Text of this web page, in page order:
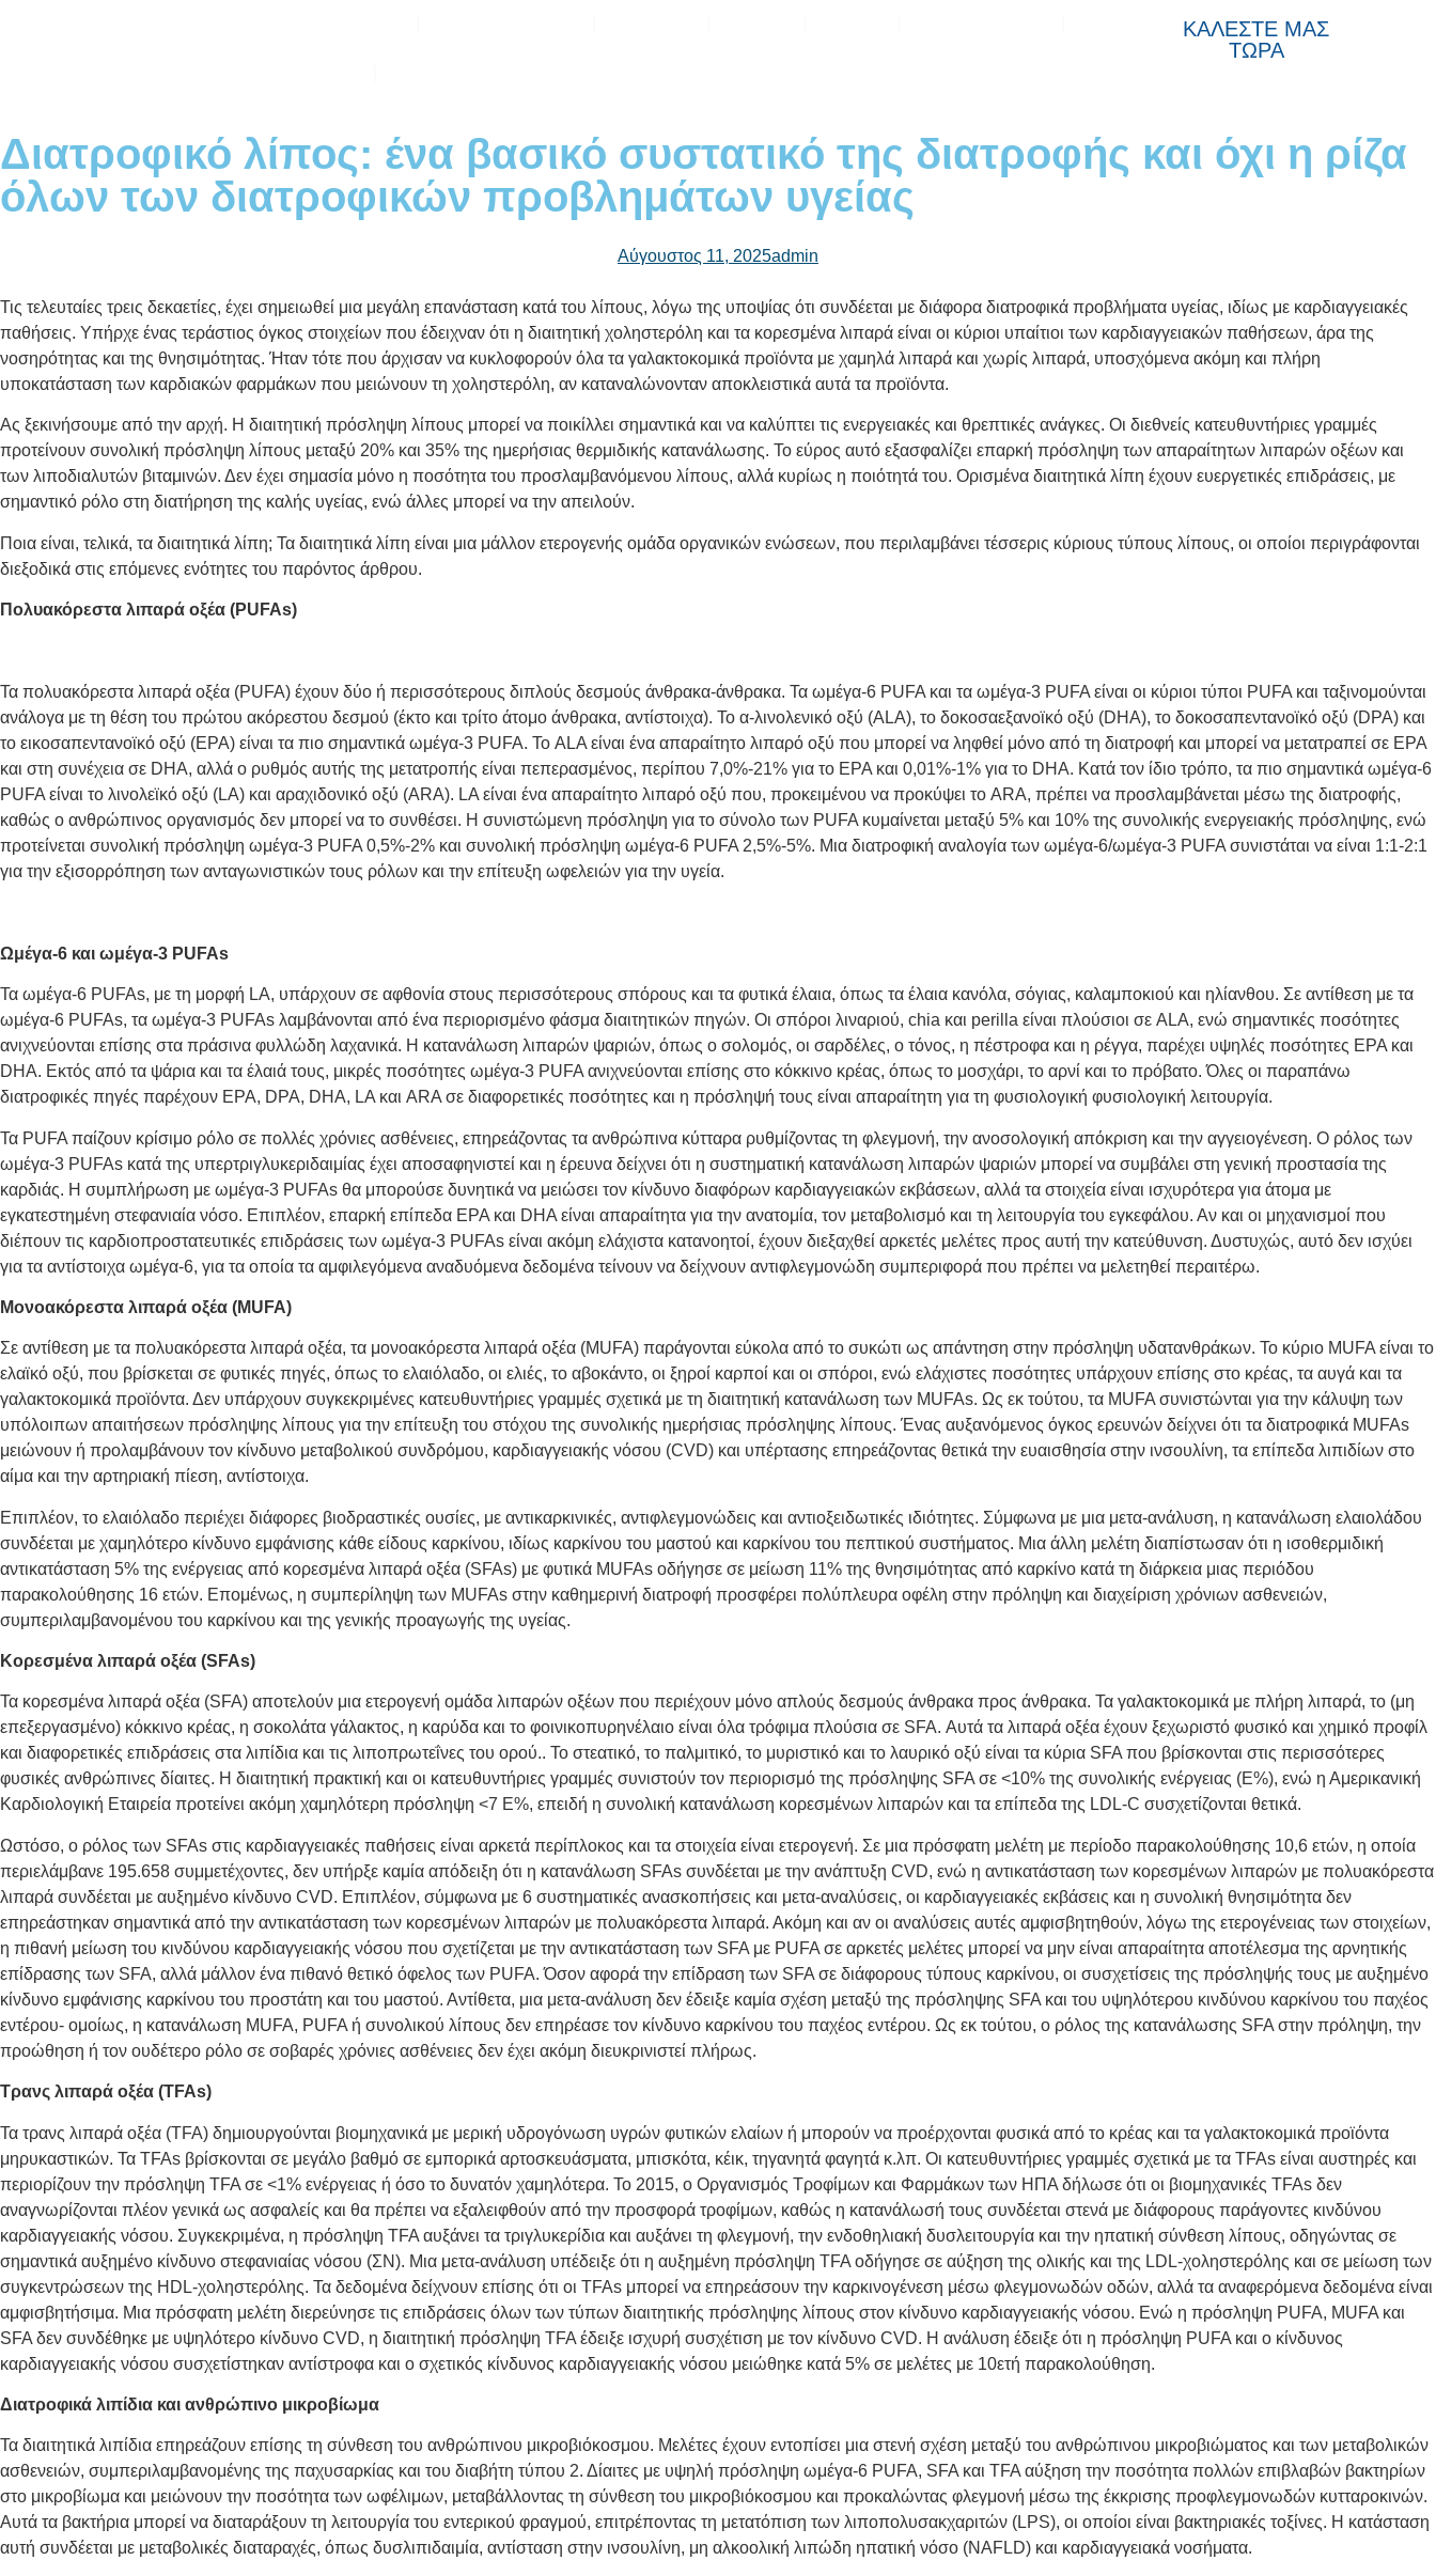
ΚΑΛΕΣΤΕ ΜΑΣ
ΤΩΡΑ
Διατροφικό λίπος: ένα βασικό συστατικό της διατροφής και όχι η ρίζα
όλων των διατροφικών προβλημάτων υγείας
Αύγουστος 11, 2025admin
Τις τελευταίες τρεις δεκαετίες, έχει σημειωθεί μια μεγάλη επανάσταση κατά του λίπους, λόγω της υποψίας ότι συνδέεται με διάφορα διατροφικά προβλήματα υγείας, ιδίως με καρδιαγγειακές
παθήσεις. Υπήρχε ένας τεράστιος όγκος στοιχείων που έδειχναν ότι η διαιτητική χοληστερόλη και τα κορεσμένα λιπαρά είναι οι κύριοι υπαίτιοι των καρδιαγγειακών παθήσεων, άρα της
νοσηρότητας και της θνησιμότητας. Ήταν τότε που άρχισαν να κυκλοφορούν όλα τα γαλακτοκομικά προϊόντα με χαμηλά λιπαρά και χωρίς λιπαρά, υποσχόμενα ακόμη και πλήρη
υποκατάσταση των καρδιακών φαρμάκων που μειώνουν τη χοληστερόλη, αν καταναλώνονταν αποκλειστικά αυτά τα προϊόντα.
Ας ξεκινήσουμε από την αρχή. Η διαιτητική πρόσληψη λίπους μπορεί να ποικίλλει σημαντικά και να καλύπτει τις ενεργειακές και θρεπτικές ανάγκες. Οι διεθνείς κατευθυντήριες γραμμές
προτείνουν συνολική πρόσληψη λίπους μεταξύ 20% και 35% της ημερήσιας θερμιδικής κατανάλωσης. Το εύρος αυτό εξασφαλίζει επαρκή πρόσληψη των απαραίτητων λιπαρών οξέων και
των λιποδιαλυτών βιταμινών. Δεν έχει σημασία μόνο η ποσότητα του προσλαμβανόμενου λίπους, αλλά κυρίως η ποιότητά του. Ορισμένα διαιτητικά λίπη έχουν ευεργετικές επιδράσεις, με
σημαντικό ρόλο στη διατήρηση της καλής υγείας, ενώ άλλες μπορεί να την απειλούν.
Ποια είναι, τελικά, τα διαιτητικά λίπη; Τα διαιτητικά λίπη είναι μια μάλλον ετερογενής ομάδα οργανικών ενώσεων, που περιλαμβάνει τέσσερις κύριους τύπους λίπους, οι οποίοι περιγράφονται
διεξοδικά στις επόμενες ενότητες του παρόντος άρθρου.
Πολυακόρεστα λιπαρά οξέα (PUFAs)
Τα πολυακόρεστα λιπαρά οξέα (PUFA) έχουν δύο ή περισσότερους διπλούς δεσμούς άνθρακα-άνθρακα. Τα ωμέγα-6 PUFA και τα ωμέγα-3 PUFA είναι οι κύριοι τύποι PUFA και ταξινομούνται
ανάλογα με τη θέση του πρώτου ακόρεστου δεσμού (έκτο και τρίτο άτομο άνθρακα, αντίστοιχα). Το α-λινολενικό οξύ (ALA), το δοκοσαεξανοϊκό οξύ (DHA), το δοκοσαπεντανοϊκό οξύ (DPA) και
το εικοσαπεντανοϊκό οξύ (EPA) είναι τα πιο σημαντικά ωμέγα-3 PUFA. Το ALA είναι ένα απαραίτητο λιπαρό οξύ που μπορεί να ληφθεί μόνο από τη διατροφή και μπορεί να μετατραπεί σε EPA
και στη συνέχεια σε DHA, αλλά ο ρυθμός αυτής της μετατροπής είναι πεπερασμένος, περίπου 7,0%-21% για το EPA και 0,01%-1% για το DHA. Κατά τον ίδιο τρόπο, τα πιο σημαντικά ωμέγα-6
PUFA είναι το λινολεϊκό οξύ (LA) και αραχιδονικό οξύ (ARA). LA είναι ένα απαραίτητο λιπαρό οξύ που, προκειμένου να προκύψει το ARA, πρέπει να προσλαμβάνεται μέσω της διατροφής,
καθώς ο ανθρώπινος οργανισμός δεν μπορεί να το συνθέσει. Η συνιστώμενη πρόσληψη για το σύνολο των PUFA κυμαίνεται μεταξύ 5% και 10% της συνολικής ενεργειακής πρόσληψης, ενώ
προτείνεται συνολική πρόσληψη ωμέγα-3 PUFA 0,5%-2% και συνολική πρόσληψη ωμέγα-6 PUFA 2,5%-5%. Μια διατροφική αναλογία των ωμέγα-6/ωμέγα-3 PUFA συνιστάται να είναι 1:1-2:1
για την εξισορρόπηση των ανταγωνιστικών τους ρόλων και την επίτευξη ωφελειών για την υγεία.
Ωμέγα-6 και ωμέγα-3 PUFAs
Τα ωμέγα-6 PUFAs, με τη μορφή LA, υπάρχουν σε αφθονία στους περισσότερους σπόρους και τα φυτικά έλαια, όπως τα έλαια κανόλα, σόγιας, καλαμποκιού και ηλίανθου. Σε αντίθεση με τα
ωμέγα-6 PUFAs, τα ωμέγα-3 PUFAs λαμβάνονται από ένα περιορισμένο φάσμα διαιτητικών πηγών. Οι σπόροι λιναριού, chia και perilla είναι πλούσιοι σε ALA, ενώ σημαντικές ποσότητες
ανιχνεύονται επίσης στα πράσινα φυλλώδη λαχανικά. Η κατανάλωση λιπαρών ψαριών, όπως ο σολομός, οι σαρδέλες, ο τόνος, η πέστροφα και η ρέγγα, παρέχει υψηλές ποσότητες EPA και
DHA. Εκτός από τα ψάρια και τα έλαιά τους, μικρές ποσότητες ωμέγα-3 PUFA ανιχνεύονται επίσης στο κόκκινο κρέας, όπως το μοσχάρι, το αρνί και το πρόβατο. Όλες οι παραπάνω
διατροφικές πηγές παρέχουν EPA, DPA, DHA, LA και ARA σε διαφορετικές ποσότητες και η πρόσληψή τους είναι απαραίτητη για τη φυσιολογική φυσιολογική λειτουργία.
Τα PUFA παίζουν κρίσιμο ρόλο σε πολλές χρόνιες ασθένειες, επηρεάζοντας τα ανθρώπινα κύτταρα ρυθμίζοντας τη φλεγμονή, την ανοσολογική απόκριση και την αγγειογένεση. Ο ρόλος των
ωμέγα-3 PUFAs κατά της υπερτριγλυκεριδαιμίας έχει αποσαφηνιστεί και η έρευνα δείχνει ότι η συστηματική κατανάλωση λιπαρών ψαριών μπορεί να συμβάλει στη γενική προστασία της
καρδιάς. Η συμπλήρωση με ωμέγα-3 PUFAs θα μπορούσε δυνητικά να μειώσει τον κίνδυνο διαφόρων καρδιαγγειακών εκβάσεων, αλλά τα στοιχεία είναι ισχυρότερα για άτομα με
εγκατεστημένη στεφανιαία νόσο. Επιπλέον, επαρκή επίπεδα EPA και DHA είναι απαραίτητα για την ανατομία, τον μεταβολισμό και τη λειτουργία του εγκεφάλου. Αν και οι μηχανισμοί που
διέπουν τις καρδιοπροστατευτικές επιδράσεις των ωμέγα-3 PUFAs είναι ακόμη ελάχιστα κατανοητοί, έχουν διεξαχθεί αρκετές μελέτες προς αυτή την κατεύθυνση. Δυστυχώς, αυτό δεν ισχύει
για τα αντίστοιχα ωμέγα-6, για τα οποία τα αμφιλεγόμενα αναδυόμενα δεδομένα τείνουν να δείχνουν αντιφλεγμονώδη συμπεριφορά που πρέπει να μελετηθεί περαιτέρω.
Μονοακόρεστα λιπαρά οξέα (MUFA)
Σε αντίθεση με τα πολυακόρεστα λιπαρά οξέα, τα μονοακόρεστα λιπαρά οξέα (MUFA) παράγονται εύκολα από το συκώτι ως απάντηση στην πρόσληψη υδατανθράκων. Το κύριο MUFA είναι το
ελαϊκό οξύ, που βρίσκεται σε φυτικές πηγές, όπως το ελαιόλαδο, οι ελιές, το αβοκάντο, οι ξηροί καρποί και οι σπόροι, ενώ ελάχιστες ποσότητες υπάρχουν επίσης στο κρέας, τα αυγά και τα
γαλακτοκομικά προϊόντα. Δεν υπάρχουν συγκεκριμένες κατευθυντήριες γραμμές σχετικά με τη διαιτητική κατανάλωση των MUFAs. Ως εκ τούτου, τα MUFA συνιστώνται για την κάλυψη των
υπόλοιπων απαιτήσεων πρόσληψης λίπους για την επίτευξη του στόχου της συνολικής ημερήσιας πρόσληψης λίπους. Ένας αυξανόμενος όγκος ερευνών δείχνει ότι τα διατροφικά MUFAs
μειώνουν ή προλαμβάνουν τον κίνδυνο μεταβολικού συνδρόμου, καρδιαγγειακής νόσου (CVD) και υπέρτασης επηρεάζοντας θετικά την ευαισθησία στην ινσουλίνη, τα επίπεδα λιπιδίων στο
αίμα και την αρτηριακή πίεση, αντίστοιχα.
Επιπλέον, το ελαιόλαδο περιέχει διάφορες βιοδραστικές ουσίες, με αντικαρκινικές, αντιφλεγμονώδεις και αντιοξειδωτικές ιδιότητες. Σύμφωνα με μια μετα-ανάλυση, η κατανάλωση ελαιολάδου
συνδέεται με χαμηλότερο κίνδυνο εμφάνισης κάθε είδους καρκίνου, ιδίως καρκίνου του μαστού και καρκίνου του πεπτικού συστήματος. Μια άλλη μελέτη διαπίστωσαν ότι η ισοθερμιδική
αντικατάσταση 5% της ενέργειας από κορεσμένα λιπαρά οξέα (SFAs) με φυτικά MUFAs οδήγησε σε μείωση 11% της θνησιμότητας από καρκίνο κατά τη διάρκεια μιας περιόδου
παρακολούθησης 16 ετών. Επομένως, η συμπερίληψη των MUFAs στην καθημερινή διατροφή προσφέρει πολύπλευρα οφέλη στην πρόληψη και διαχείριση χρόνιων ασθενειών,
συμπεριλαμβανομένου του καρκίνου και της γενικής προαγωγής της υγείας.
Κορεσμένα λιπαρά οξέα (SFAs)
Τα κορεσμένα λιπαρά οξέα (SFA) αποτελούν μια ετερογενή ομάδα λιπαρών οξέων που περιέχουν μόνο απλούς δεσμούς άνθρακα προς άνθρακα. Τα γαλακτοκομικά με πλήρη λιπαρά, το (μη
επεξεργασμένο) κόκκινο κρέας, η σοκολάτα γάλακτος, η καρύδα και το φοινικοπυρηνέλαιο είναι όλα τρόφιμα πλούσια σε SFA. Αυτά τα λιπαρά οξέα έχουν ξεχωριστό φυσικό και χημικό προφίλ
και διαφορετικές επιδράσεις στα λιπίδια και τις λιποπρωτεΐνες του ορού.. Το στεατικό, το παλμιτικό, το μυριστικό και το λαυρικό οξύ είναι τα κύρια SFA που βρίσκονται στις περισσότερες
φυσικές ανθρώπινες δίαιτες. Η διαιτητική πρακτική και οι κατευθυντήριες γραμμές συνιστούν τον περιορισμό της πρόσληψης SFA σε <10% της συνολικής ενέργειας (E%), ενώ η Αμερικανική
Καρδιολογική Εταιρεία προτείνει ακόμη χαμηλότερη πρόσληψη <7 E%, επειδή η συνολική κατανάλωση κορεσμένων λιπαρών και τα επίπεδα της LDL-C συσχετίζονται θετικά.
Ωστόσο, ο ρόλος των SFAs στις καρδιαγγειακές παθήσεις είναι αρκετά περίπλοκος και τα στοιχεία είναι ετερογενή. Σε μια πρόσφατη μελέτη με περίοδο παρακολούθησης 10,6 ετών, η οποία
περιελάμβανε 195.658 συμμετέχοντες, δεν υπήρξε καμία απόδειξη ότι η κατανάλωση SFAs συνδέεται με την ανάπτυξη CVD, ενώ η αντικατάσταση των κορεσμένων λιπαρών με πολυακόρεστα
λιπαρά συνδέεται με αυξημένο κίνδυνο CVD. Επιπλέον, σύμφωνα με 6 συστηματικές ανασκοπήσεις και μετα-αναλύσεις, οι καρδιαγγειακές εκβάσεις και η συνολική θνησιμότητα δεν
επηρεάστηκαν σημαντικά από την αντικατάσταση των κορεσμένων λιπαρών με πολυακόρεστα λιπαρά. Ακόμη και αν οι αναλύσεις αυτές αμφισβητηθούν, λόγω της ετερογένειας των στοιχείων,
η πιθανή μείωση του κινδύνου καρδιαγγειακής νόσου που σχετίζεται με την αντικατάσταση των SFA με PUFA σε αρκετές μελέτες μπορεί να μην είναι απαραίτητα αποτέλεσμα της αρνητικής
επίδρασης των SFA, αλλά μάλλον ένα πιθανό θετικό όφελος των PUFA. Όσον αφορά την επίδραση των SFA σε διάφορους τύπους καρκίνου, οι συσχετίσεις της πρόσληψής τους με αυξημένο
κίνδυνο εμφάνισης καρκίνου του προστάτη και του μαστού. Αντίθετα, μια μετα-ανάλυση δεν έδειξε καμία σχέση μεταξύ της πρόσληψης SFA και του υψηλότερου κινδύνου καρκίνου του παχέος
εντέρου- ομοίως, η κατανάλωση MUFA, PUFA ή συνολικού λίπους δεν επηρέασε τον κίνδυνο καρκίνου του παχέος εντέρου. Ως εκ τούτου, ο ρόλος της κατανάλωσης SFA στην πρόληψη, την
προώθηση ή τον ουδέτερο ρόλο σε σοβαρές χρόνιες ασθένειες δεν έχει ακόμη διευκρινιστεί πλήρως.
Τρανς λιπαρά οξέα (TFAs)
Τα τρανς λιπαρά οξέα (TFA) δημιουργούνται βιομηχανικά με μερική υδρογόνωση υγρών φυτικών ελαίων ή μπορούν να προέρχονται φυσικά από το κρέας και τα γαλακτοκομικά προϊόντα
μηρυκαστικών. Τα TFAs βρίσκονται σε μεγάλο βαθμό σε εμπορικά αρτοσκευάσματα, μπισκότα, κέικ, τηγανητά φαγητά κ.λπ. Οι κατευθυντήριες γραμμές σχετικά με τα TFAs είναι αυστηρές και
περιορίζουν την πρόσληψη TFA σε <1% ενέργειας ή όσο το δυνατόν χαμηλότερα. Το 2015, ο Οργανισμός Τροφίμων και Φαρμάκων των ΗΠΑ δήλωσε ότι οι βιομηχανικές TFAs δεν
αναγνωρίζονται πλέον γενικά ως ασφαλείς και θα πρέπει να εξαλειφθούν από την προσφορά τροφίμων, καθώς η κατανάλωσή τους συνδέεται στενά με διάφορους παράγοντες κινδύνου
καρδιαγγειακής νόσου. Συγκεκριμένα, η πρόσληψη TFA αυξάνει τα τριγλυκερίδια και αυξάνει τη φλεγμονή, την ενδοθηλιακή δυσλειτουργία και την ηπατική σύνθεση λίπους, οδηγώντας σε
σημαντικά αυξημένο κίνδυνο στεφανιαίας νόσου (ΣΝ). Μια μετα-ανάλυση υπέδειξε ότι η αυξημένη πρόσληψη TFA οδήγησε σε αύξηση της ολικής και της LDL-χοληστερόλης και σε μείωση των
συγκεντρώσεων της HDL-χοληστερόλης. Τα δεδομένα δείχνουν επίσης ότι οι TFAs μπορεί να επηρεάσουν την καρκινογένεση μέσω φλεγμονωδών οδών, αλλά τα αναφερόμενα δεδομένα είναι
αμφισβητήσιμα. Μια πρόσφατη μελέτη διερεύνησε τις επιδράσεις όλων των τύπων διαιτητικής πρόσληψης λίπους στον κίνδυνο καρδιαγγειακής νόσου. Ενώ η πρόσληψη PUFA, MUFA και
SFA δεν συνδέθηκε με υψηλότερο κίνδυνο CVD, η διαιτητική πρόσληψη TFA έδειξε ισχυρή συσχέτιση με τον κίνδυνο CVD. Η ανάλυση έδειξε ότι η πρόσληψη PUFA και ο κίνδυνος
καρδιαγγειακής νόσου συσχετίστηκαν αντίστροφα και ο σχετικός κίνδυνος καρδιαγγειακής νόσου μειώθηκε κατά 5% σε μελέτες με 10ετή παρακολούθηση.
Διατροφικά λιπίδια και ανθρώπινο μικροβίωμα
Τα διαιτητικά λιπίδια επηρεάζουν επίσης τη σύνθεση του ανθρώπινου μικροβιόκοσμου. Μελέτες έχουν εντοπίσει μια στενή σχέση μεταξύ του ανθρώπινου μικροβιώματος και των μεταβολικών
ασθενειών, συμπεριλαμβανομένης της παχυσαρκίας και του διαβήτη τύπου 2. Δίαιτες με υψηλή πρόσληψη ωμέγα-6 PUFA, SFA και TFAαύξηση την ποσότητα πολλών επιβλαβών βακτηρίων
στο μικροβίωμα και μειώνουν την ποσότητα των ωφέλιμων, μεταβάλλοντας τη σύνθεση του μικροβιόκοσμου και προκαλώντας φλεγμονή μέσω της έκκρισης προφλεγμονωδών κυτταροκινών.
Αυτά τα βακτήρια μπορεί να διαταράξουν τη λειτουργία του εντερικού φραγμού, επιτρέποντας τη μετατόπιση των λιποπολυσακχαριτών (LPS), οι οποίοι είναι βακτηριακές τοξίνες. Η κατάσταση
αυτή συνδέεται με μεταβολικές διαταραχές, όπως δυσλιπιδαιμία, αντίσταση στην ινσουλίνη, μη αλκοολική λιπώδη ηπατική νόσο (NAFLD) και καρδιαγγειακά νοσήματα.